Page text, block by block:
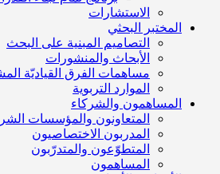
الاستشارات
المختبر البحثي
التصاميم المبنية على البحث
الأبحاث والمنشورات
مساهمات الفرق القياديّة
الموارد التربوية
المساهمون والشركاء
المتعاونون والمؤسسات
المدربون الاختصاصيون
المتطوّعون والمتدرّبون
المساهمون